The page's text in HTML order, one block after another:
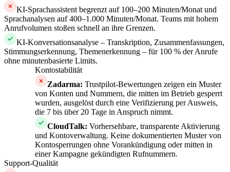
KI-Sprachassistent begrenzt auf 100–200 Minuten/Monat und
Sprachanalysen auf 400–1.000 Minuten/Monat. Teams mit hohem
Anrufvolumen stoßen schnell an ihre Grenzen.
KI-Konversationsanalyse – Transkription, Zusammenfassungen,
Stimmungserkennung, Themenerkennung – für 100 % der Anrufe
ohne minutenbasierte Limits.
Kontostabilität
Zadarma: Trustpilot-Bewertungen zeigen ein Muster
von Konten und Nummern, die mitten im Betrieb gesperrt
wurden, ausgelöst durch eine Verifizierung per Ausweis,
die 7 bis über 20 Tage in Anspruch nimmt.
CloudTalk: Vorhersehbare, transparente Aktivierung
und Kontoverwaltung. Keine dokumentierten Muster von
Kontosperrungen ohne Vorankündigung oder mitten in
einer Kampagne gekündigten Rufnummern.
Support-Qualität